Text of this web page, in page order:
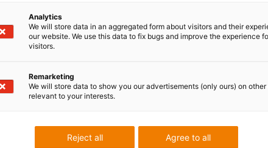
Analytics
We will store data in an aggregated form about visitors and their
our website. We use this data to fix bugs and improve the experience
visitors.
Remarketing
We will store data to show you our advertisements (only ours) on
relevant to your interests.
Agree to all
Reject all